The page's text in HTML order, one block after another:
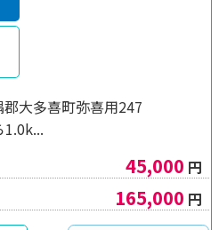
大多喜町弥喜用247
1.0k...
45,000 円
165,000 円